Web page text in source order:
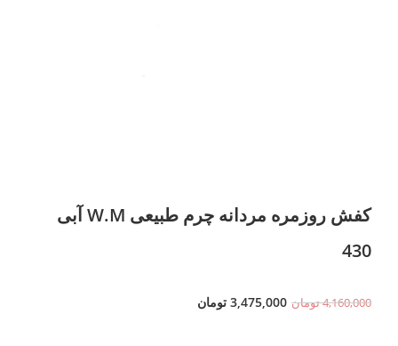
کفش روزمره مردانه چرم طبیعی W.M آبی
430
4,160,000تومان 3,475,000 تومان